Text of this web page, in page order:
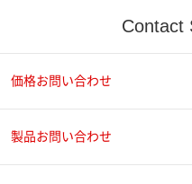
Contact
価格お問い合わせ
製品お問い合わせ